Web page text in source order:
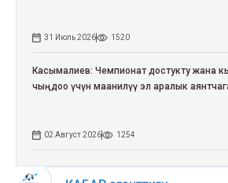
31 Июль 2026 1520
Касымалиев: Чемпионат достукту жана
чыңдоо үчүн маанилүү эл аралык
02 Август 2026 1254